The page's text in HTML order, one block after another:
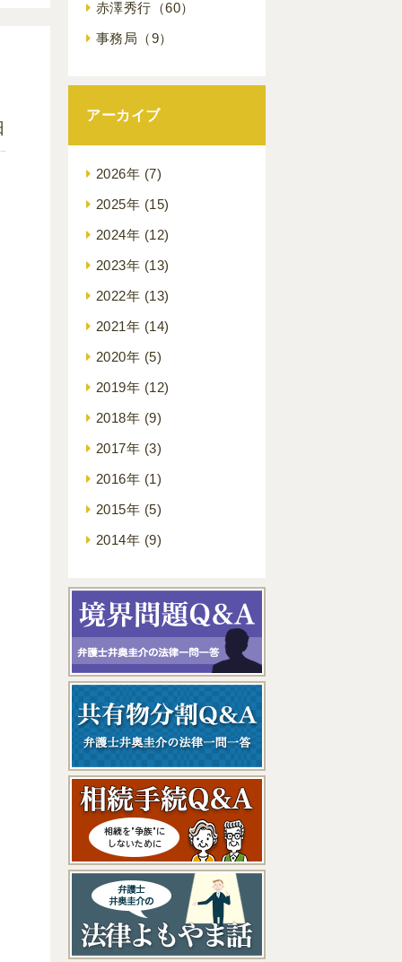
赤澤秀行 （60）
事務局 （9）
アーカイブ
2026年 (7)
2025年 (15)
2024年 (12)
2023年 (13)
2022年 (13)
2021年 (14)
2020年 (5)
2019年 (12)
2018年 (9)
2017年 (3)
2016年 (1)
2015年 (5)
2014年 (9)